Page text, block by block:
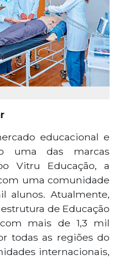
educacional e
uma das marcas
Vitru Educação, a
uma comunidade
alunos. Atualmente,
de Educação
mais de 1,3 mil
todas as regiões do
internacionais,